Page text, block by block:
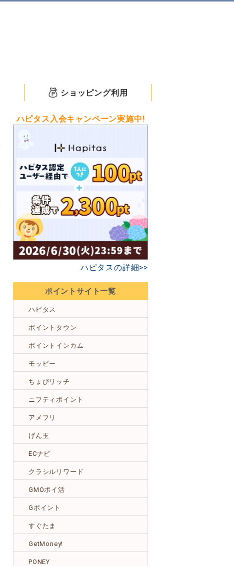
ショッピング利用
ハピタス入会キャンペーン実施中!
ハピタスの詳細>>
ポイントサイト一覧
ハピタス
ポイントタウン
ポイントインカム
モッピー
ちょびリッチ
ニフティポイント
アメフリ
げん玉
ECナビ
クラシルリワード
GMOポイ活
Gポイント
すぐたま
GetMoney!
PONEY